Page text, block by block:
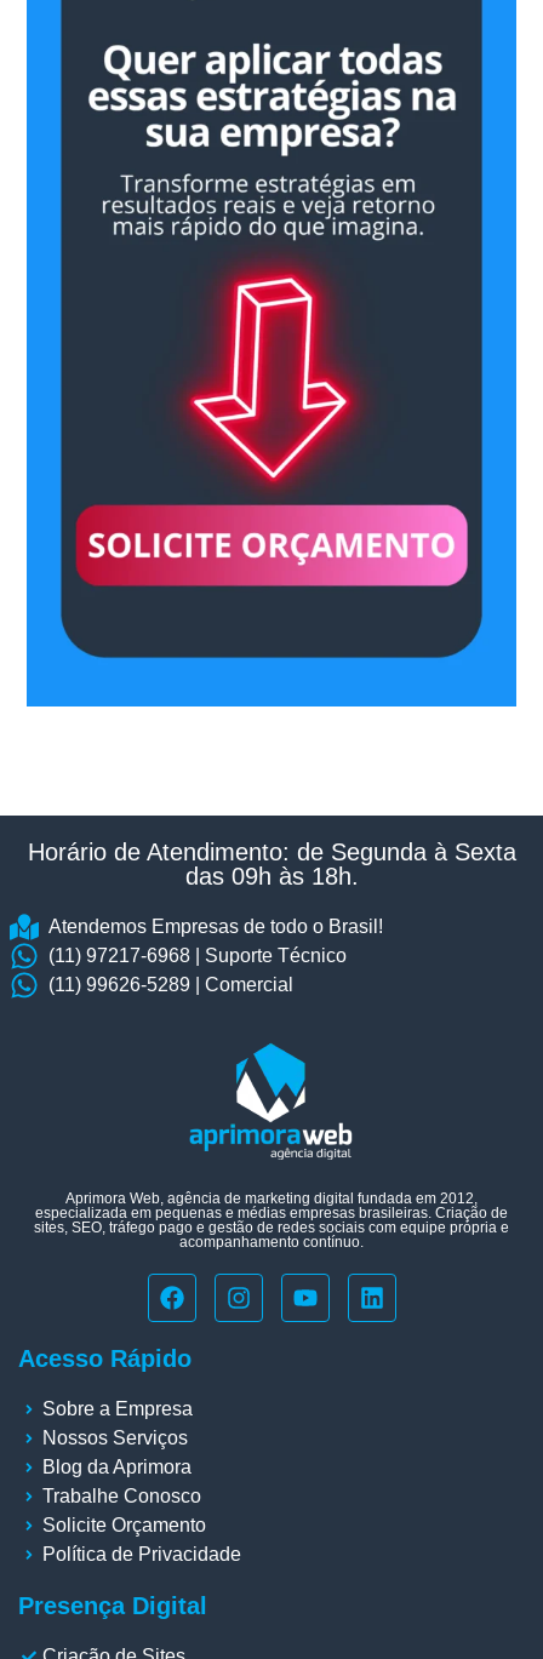
Horário de Atendimento: de Segunda à Sexta
das 09h às 18h.​
Atendemos Empresas de todo o Brasil!
(11) 97217-6968 | Suporte Técnico
(11) 99626-5289 | Comercial
Aprimora Web, agência de marketing digital fundada em 2012,
especializada em pequenas e médias empresas brasileiras. Criação de
sites, SEO, tráfego pago e gestão de redes sociais com equipe própria e
acompanhamento contínuo.
Acesso Rápido
Sobre a Empresa
Nossos Serviços
Blog da Aprimora
Trabalhe Conosco
Solicite Orçamento
Política de Privacidade
Presença Digital